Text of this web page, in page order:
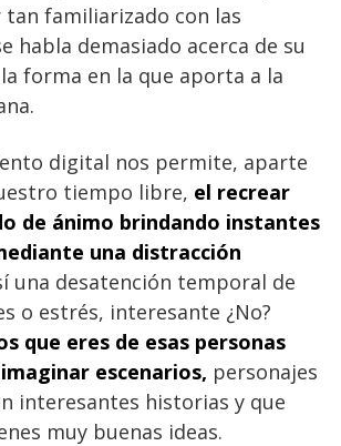
tan familiarizado con las
habla demasiado acerca de su
forma en la que aporta a la
digital nos permite, aparte
tiempo libre, el recrear
de ánimo brindando instantes
una distracción
una desatención temporal de
o estrés, interesante ¿No?
que eres de esas personas
escenarios, personajes
interesantes historias y que
muy buenas ideas.